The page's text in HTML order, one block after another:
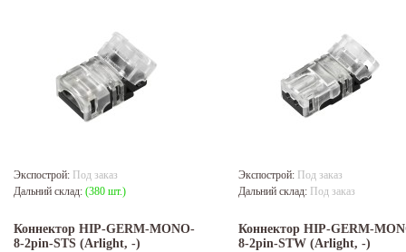
Экспострой: Под заказ
Дальний склад: (380 шт.)
Коннектор HIP-GERM-MONO-
8-2pin-STS (Arlight, -)
Экспострой: Под заказ
Дальний склад: Под заказ
Коннектор HIP-GERM-
8-2pin-STW (Arlight, -)